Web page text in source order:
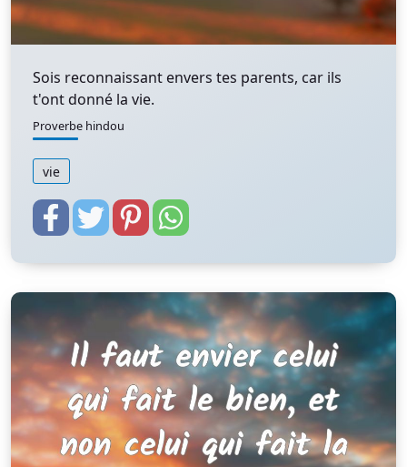
Sois reconnaissant envers tes parents, car ils
t'ont donné la vie.
Proverbe hindou
vie